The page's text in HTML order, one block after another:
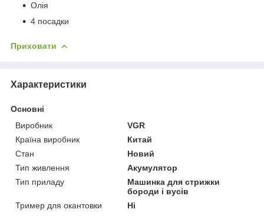
Олія
4 посадки
Приховати
Характеристики
Основні
Виробник
VGR
Країна виробник
Китай
Стан
Новий
Тип живлення
Акумулятор
Тип приладу
Машинка для стрижки
бороди і вусів
Тример для окантовки
Ні